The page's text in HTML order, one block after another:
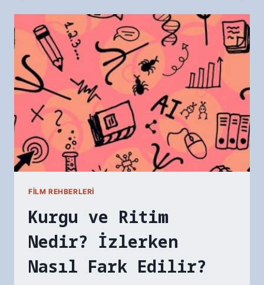
BAŞLANGICIN
ÖTESI
FILM REHBERLERI
Kurgu ve Ritim
Nedir? İzlerken
Nasıl Fark Edilir?